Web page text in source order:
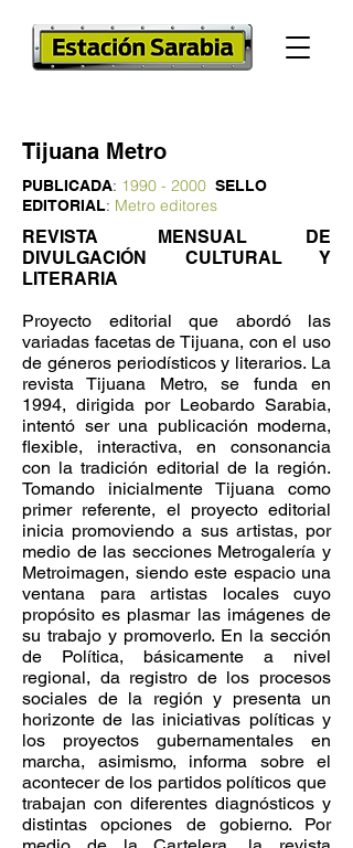
Tijuana Metro
PUBLICADA: 1990 - 2000 SELLO
EDITORIAL: Metro editores
REVISTA MENSUAL DE
DIVULGACIÓN CULTURAL Y
LITERARIA
Proyecto editorial que abordó las
variadas facetas de Tijuana, con el uso
de géneros periodísticos y literarios. La
revista Tijuana Metro, se funda en
1994, dirigida por Leobardo Sarabia,
intentó ser una publicación moderna,
flexible, interactiva, en consonancia
con la tradición editorial de la región.
Tomando inicialmente Tijuana como
primer referente, el proyecto editorial
inicia promoviendo a sus artistas, por
medio de las secciones Metrogalería y
Metroimagen, siendo este espacio una
ventana para artistas locales cuyo
propósito es plasmar las imágenes de
su trabajo y promoverlo. En la sección
de Política, básicamente a nivel
regional, da registro de los procesos
sociales de la región y presenta un
horizonte de las iniciativas políticas y
los proyectos gubernamentales en
marcha, asimismo, informa sobre el
acontecer de los partidos políticos que
trabajan con diferentes diagnósticos y
distintas opciones de gobierno. Por